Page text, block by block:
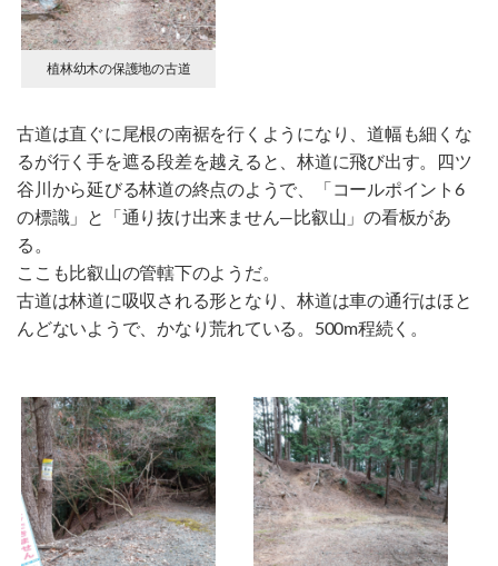
植林幼木の保護地の古道
古道は直ぐに尾根の南裾を行くようになり、道幅も細くな
るが行く手を遮る段差を越えると、林道に飛び出す。四ツ
谷川から延びる林道の終点のようで、「コールポイント6
の標識」と「通り抜け出来ません―比叡山」の看板があ
る。
ここも比叡山の管轄下のようだ。
古道は林道に吸収される形となり、林道は車の通行はほと
んどないようで、かなり荒れている。500m程続く。